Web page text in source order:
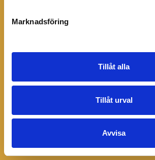
Marknadsföring
Tillåt alla
Tillåt urval
Avvisa